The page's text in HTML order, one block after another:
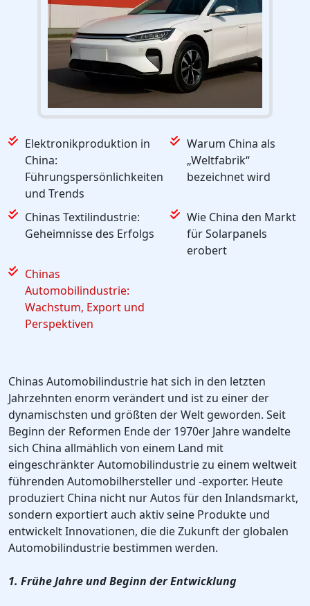
Elektronikproduktion in
China:
Führungspersönlichkeiten
und Trends
Warum China als
„Weltfabrik“
bezeichnet wird
Chinas Textilindustrie:
Geheimnisse des Erfolgs
Wie China den Markt
für Solarpanels
erobert
Chinas
Automobilindustrie:
Wachstum, Export und
Perspektiven
Chinas Automobilindustrie hat sich in den letzten
Jahrzehnten enorm verändert und ist zu einer der
dynamischsten und größten der Welt geworden. Seit
Beginn der Reformen Ende der 1970er Jahre wandelte
sich China allmählich von einem Land mit
eingeschränkter Automobilindustrie zu einem weltweit
führenden Automobilhersteller und -exporter. Heute
produziert China nicht nur Autos für den Inlandsmarkt,
sondern exportiert auch aktiv seine Produkte und
entwickelt Innovationen, die die Zukunft der globalen
Automobilindustrie bestimmen werden.
1. Frühe Jahre und Beginn der Entwicklung